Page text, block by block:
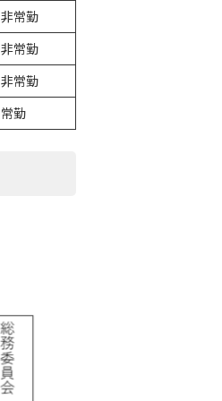
非常勤
非常勤
非常勤
常勤